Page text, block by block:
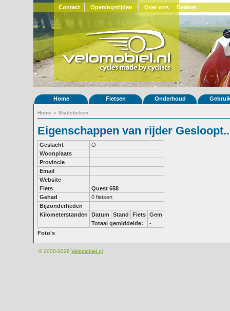
Contact Openingstijden Over ons Dealers
Home Fietsen Onderhoud
Home » Statistieken
Eigenschappen van rijder
Geslacht
O
Woonplaats
Provincie
Email
Website
Fiets
Quest 658
Gehad
0 fietsen
Bijzonderheden
Kilometerstanden
Datum Stand Fiets Gem
Totaal gemiddelde:
-
Foto's
© 2000-2026 Velomobiel.nl